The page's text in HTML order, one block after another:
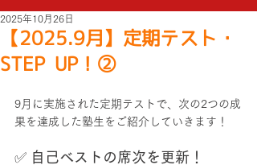
【2025.9月】定期テスト・
STEP UP！②
2025年10月26日
9月に実施された定期テストで、次の2つの成
果を達成した塾生をご紹介していきます！
✅ 自己ベストの席次を更新！